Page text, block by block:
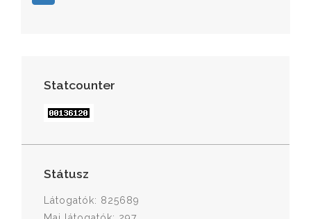
Statcounter
Státusz
Látogatók: 825689